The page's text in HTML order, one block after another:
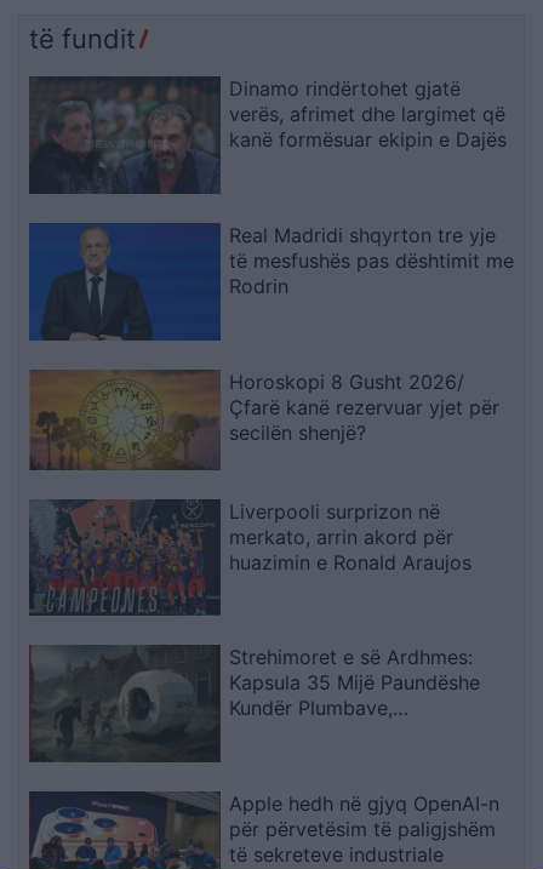
të fundit
Dinamo rindërtohet gjatë
verës, afrimet dhe largimet që
kanë formësuar ekipin e Dajës
Real Madridi shqyrton tre yje
të mesfushës pas dështimit me
Rodrin
Horoskopi 8 Gusht 2026/
Çfarë kanë rezervuar yjet për
secilën shenjë?
Liverpooli surprizon në
merkato, arrin akord për
huazimin e Ronald Araujos
Strehimoret e së Ardhmes:
Kapsula 35 Mijë Paundëshe
Kundër Plumbave,
Apple hedh në gjyq OpenAI-n
për përvetësim të paligjshëm
të sekreteve industriale